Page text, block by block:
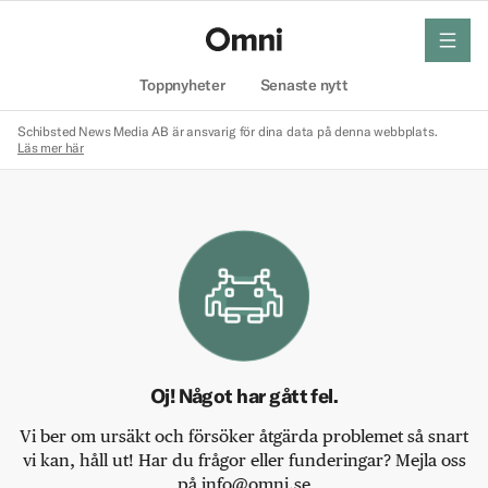
Toppnyheter Senaste nytt
meny
Schibsted News Media AB är ansvarig för dina data på denna webbplats.
Läs mer här
Oj! Något har gått fel.
Vi ber om ursäkt och försöker åtgärda problemet så snart
vi kan, håll ut! Har du frågor eller funderingar? Mejla oss